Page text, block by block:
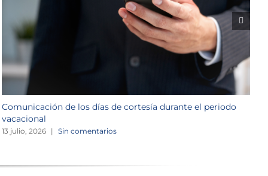
Comunicación de los días de cortesía durante el periodo
vacacional
13 julio, 2026 | Sin comentarios